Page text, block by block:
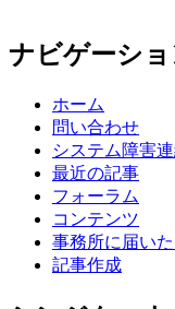
ナビゲーショ
ホーム
問い合わせ
システム障害
最近の記事
フォーラム
コンテンツ
事務所に届い
記事作成